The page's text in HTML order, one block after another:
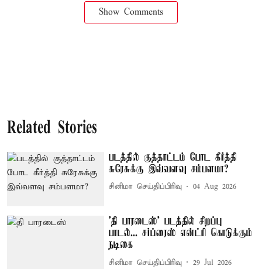
Show Comments
Related Stories
படத்தில் குத்தாட்டம் போட கீர்த்தி
சுரேசுக்கு இவ்வளவு சம்பளமா?
சினிமா செய்திப்பிரிவு 04 Aug 2026
'தி பாரடைஸ்' படத்தில் சிறப்பு
பாடல்... சர்ப்ரைஸ் என்ட்ரி கொடுக்கும்
நடிகை
சினிமா செய்திப்பிரிவு 29 Jul 2026